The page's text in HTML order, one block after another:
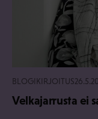
BLOGIKIRJOITUS
Velkajarrusta ei